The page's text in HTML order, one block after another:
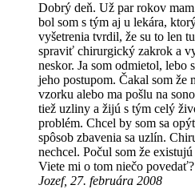
Dobrý deň. Už par rokov
bol som s tým aj u lekára,
vyšetrenia tvrdil, že su to len
spraviť chirurgický zakrok a
neskor. Ja som odmietol, lebo
jeho postupom. Čakal som že
vzorku alebo ma pošlu na
tiež uzliny a žijú s tým celý
problém. Chcel by som sa
spôsob zbavenia sa uzlín.
nechcel. Počul som že
Viete mi o tom niečo povedať?
Jozef, 27. februára 2008